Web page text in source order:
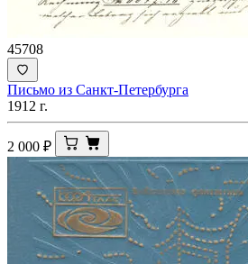
45708
Письмо из Санкт-Петербурга
1912 г.
2 000 ₽